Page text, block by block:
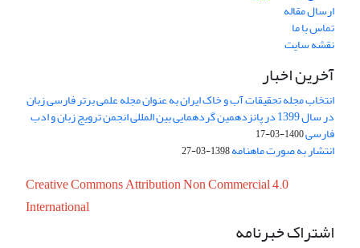
ارسال مقاله
تماس با ما
نقشه سایت
آخرین اخبار
انتخاب مجله تحقیقات آب و خاک ایران به عنوان مجله علمی برتر فارسی زبان
در سال 1399 در پانزدهمین گردهمایی بین المللی انجمن ترویج زبان و ادب
فارسی1400-03-17
انتشار به صورت ماهنامه1398-03-27
Creative Commons Attribution Non Commercial 4.0
International
اشتراک خبرنامه